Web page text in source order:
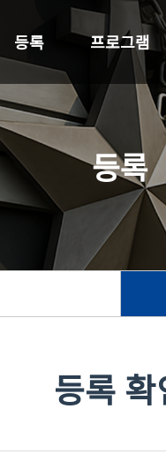
등록 프로그램
등록
등록 확